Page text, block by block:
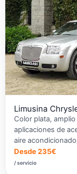
Limusina
Color plata,
aplicaciones de
aire
Desde 235€
/ servicio